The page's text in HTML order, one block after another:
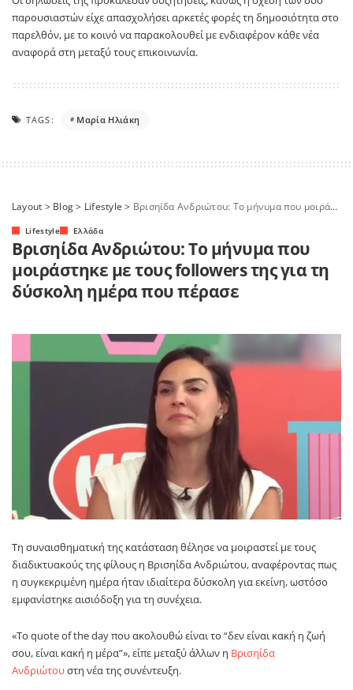
παρουσιαστών είχε απασχολήσει αρκετές φορές τη δημοσιότητα στο
παρελθόν, με το κοινό να παρακολουθεί με ενδιαφέρον κάθε νέα
αναφορά στη μεταξύ τους επικοινωνία.
TAGS: Μαρία Ηλιάκη
Layout > Blog> Lifestyle > Βρισηίδα Ανδριώτου: Το μήνυμα που μοιράστηκε με τους followers της για τη δύσκολη ημέρα που πέρασε
Lifestyle Ελλάδα
Βρισηίδα Ανδριώτου: Το μήνυμα που
μοιράστηκε με τους followers της για τη
δύσκολη ημέρα που πέρασε
Τη συναισθηματική της κατάσταση θέλησε να μοιραστεί με τους
διαδικτυακούς της φίλους η Βρισηίδα Ανδριώτου, αναφέροντας πως
η συγκεκριμένη ημέρα ήταν ιδιαίτερα δύσκολη για εκείνη, ωστόσο
εμφανίστηκε αισιόδοξη για τη συνέχεια.
«Το quote of the day που ακολουθώ είναι το “δεν είναι κακή η ζωή
σου, είναι κακή η μέρα”», είπε μεταξύ άλλων η Βρισηίδα
Ανδριώτουστη νέα της συνέντευξη.